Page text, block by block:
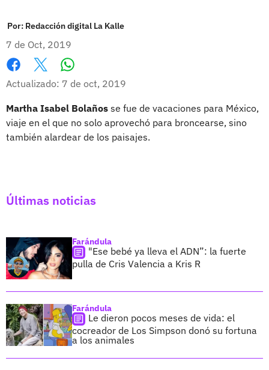
Por: Redacción digital La Kalle
7 de Oct, 2019
Facebook
X
Actualizado: 7 de oct, 2019
Martha Isabel Bolaños se fue de vacaciones para México,
viaje en el que no solo aprovechó para broncearse, sino
también alardear de los paisajes.
Últimas noticias
Farándula
"Ese bebé ya lleva el ADN”: la fuerte
pulla de Cris Valencia a Kris R
Farándula
Le dieron pocos meses de vida: el
cocreador de Los Simpson donó su fortuna
a los animales